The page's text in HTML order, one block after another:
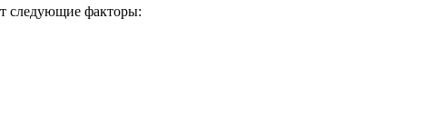
следующие факторы: